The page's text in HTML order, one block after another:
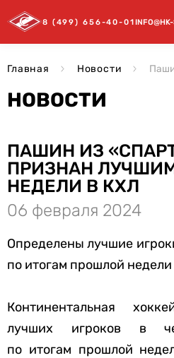
8 (499) 656-40-01
Главная Новости
НОВОСТИ
ПАШИН ИЗ
ПРИЗНАН
НЕДЕЛИ В КХЛ
06 февраля 2024
Определены лучшие
по итогам прошлой
Континентальная
лучших игроков в
по итогам прошлой